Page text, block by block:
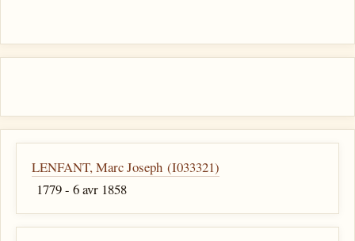
LENFANT, Marc Joseph (I033321)
1779 - 6 avr 1858